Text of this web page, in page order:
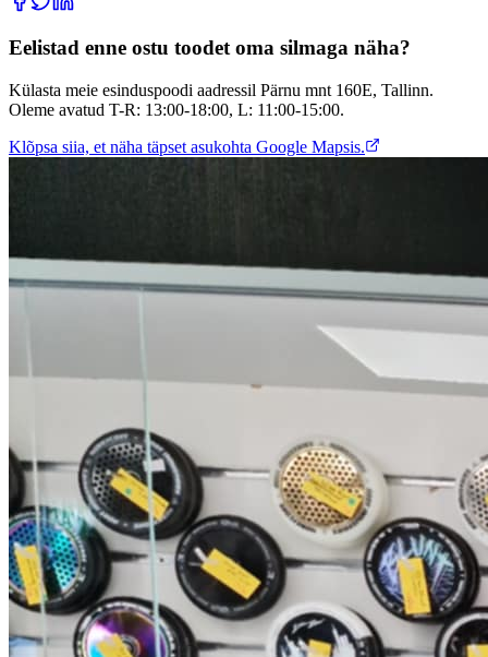
Eelistad enne ostu toodet oma silmaga näha?
Külasta meie esinduspoodi aadressil Pärnu mnt 160E, Tallinn.
Oleme avatud T-R: 13:00-18:00, L: 11:00-15:00.
Klõpsa siia, et näha täpset asukohta Google Mapsis.